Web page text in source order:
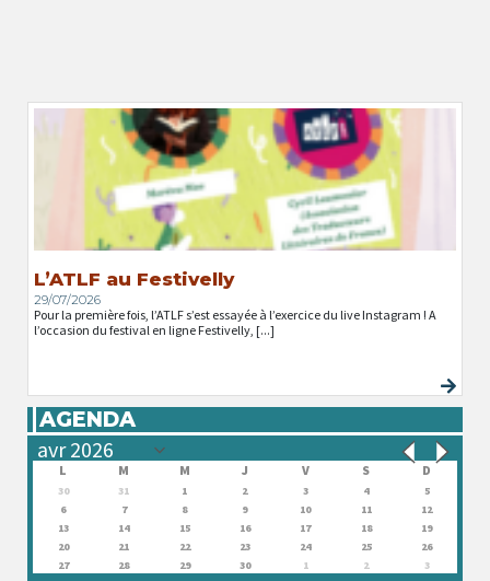
L’ATLF au Festivelly
29/07/2026
Pour la première fois, l’ATLF s’est essayée à l’exercice du live Instagram ! A
l’occasion du festival en ligne Festivelly, [...]
AGENDA
L M M J V S D
30 31 1 2 3 4
5
6
7 8 9 10 11
12
13
14 15 16 17 18
19
20
21 22 23 24 25
26
27
28 29 30 1 2 3